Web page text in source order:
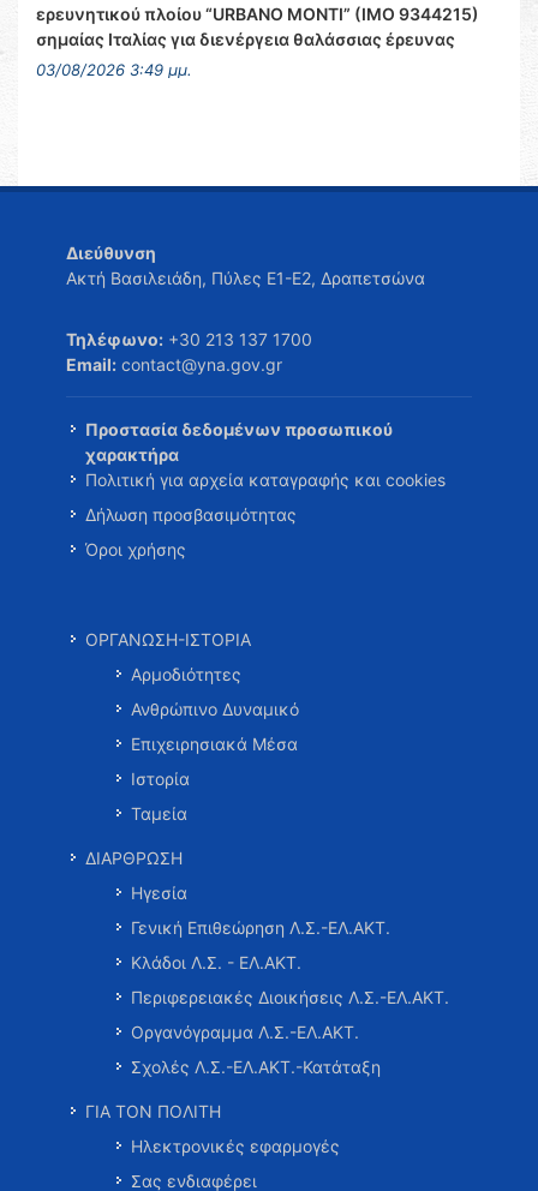
ερευνητικού πλοίου “URBANO MONTI” (IMO 9344215)
σημαίας Ιταλίας για διενέργεια θαλάσσιας έρευνας
03/08/2026 3:49 μμ.
Διεύθυνση
Ακτή Βασιλειάδη, Πύλες Ε1-Ε2, Δραπετσώνα
Τηλέφωνο: +30 213 137 1700
Email: contact@yna.gov.gr
Προστασία δεδομένων προσωπικού
χαρακτήρα
Πολιτική για αρχεία καταγραφής και cookies
Δήλωση προσβασιμότητας
Όροι χρήσης
ΟΡΓΑΝΩΣΗ-ΙΣΤΟΡΙΑ
Αρμοδιότητες
Ανθρώπινο Δυναμικό
Επιχειρησιακά Μέσα
Ιστορία
Ταμεία
ΔΙΑΡΘΡΩΣΗ
Ηγεσία
Γενική Επιθεώρηση Λ.Σ.-ΕΛ.ΑΚΤ.
Κλάδοι Λ.Σ. - ΕΛ.ΑΚΤ.
Περιφερειακές Διοικήσεις Λ.Σ.-ΕΛ.ΑΚΤ.
Οργανόγραμμα Λ.Σ.-ΕΛ.ΑΚΤ.
Σχολές Λ.Σ.-ΕΛ.ΑΚΤ.-Κατάταξη
ΓΙΑ ΤΟΝ ΠΟΛΙΤΗ
Ηλεκτρονικές εφαρμογές
Σας ενδιαφέρει